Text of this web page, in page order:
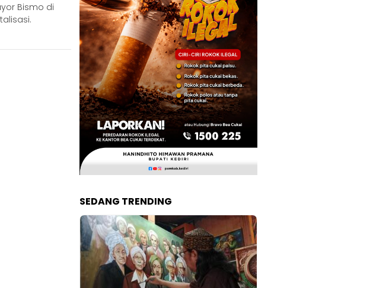
Bismo di
SEDANG TRENDING